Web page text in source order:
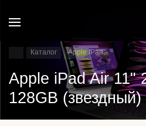
Каталог Apple IPad
Apple iPad Air 11"
128GB (звездный)